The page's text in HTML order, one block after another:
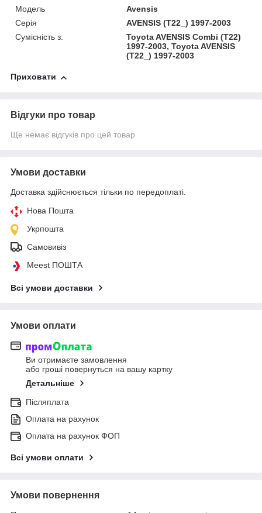
Модель
Avensis
Серія
AVENSIS (T22_) 1997-2003
Сумісність з:
Toyota AVENSIS Combi (T22)
1997-2003, Toyota AVENSIS
(T22_) 1997-2003
Приховати
Відгуки про товар
Ще немає відгуків про цей товар
Умови доставки
Доставка здійснюється тільки по передоплаті.
Нова Пошта
Укрпошта
Самовивіз
Meest ПОШТА
Всі умови доставки
Умови оплати
Ви отримаєте замовлення
або гроші повернуться на вашу картку
Детальніше
Післяплата
Оплата на рахунок
Оплата на рахунок ФОП
Всі умови оплати
Умови повернення